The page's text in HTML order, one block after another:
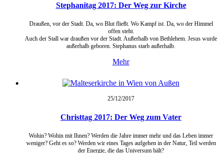
Stephanitag 2017: Der Weg zur Kirche
Draußen, vor der Stadt. Da, wo Blut fließt. Wo Kampf ist. Da, wo der Himmel
offen steht.
Auch der Stall war draußen vor der Stadt. Außerhalb von Bethlehem. Jesus wurde
außerhalb geboren. Stephanus starb außerhalb.
Mehr
25/12/2017
Christtag 2017: Der Weg zum Vater
Wohin? Wohin mit Ihnen? Werden die Jahre immer mehr und das Leben immer
weniger? Geht es so? Werden wir eines Tages aufgehen in der Natur, Teil werden
der Energie, die das Universum hält?